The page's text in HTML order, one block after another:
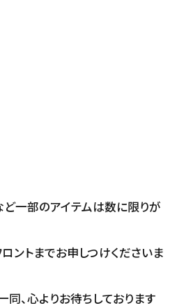
一部のアイテムは数に限りが
ントまでお申しつけくださいま
、心よりお待ちしております